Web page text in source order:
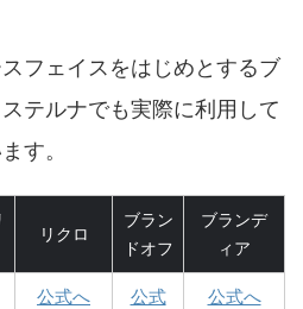
フェイスをはじめとするブ
テルナでも実際に利用して
す。
リクロ
ブラン
ドオフ
ブランデ
ィア
公式へ
公式
公式へ